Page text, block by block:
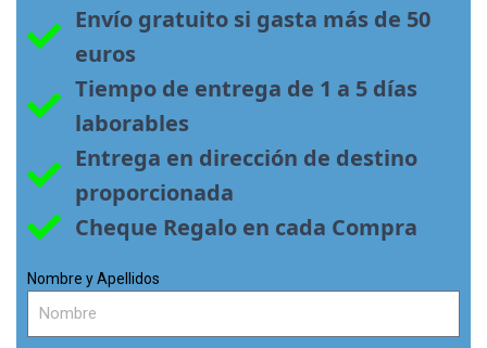
Envío gratuito si gasta más de 50
euros
Tiempo de entrega de 1 a 5 días
laborables
Entrega en dirección de destino
proporcionada
Cheque Regalo en cada Compra
Nombre y Apellidos